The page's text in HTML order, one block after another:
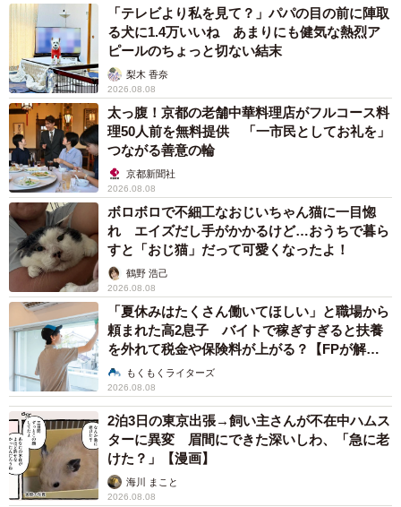
「テレビより私を見て？」パパの目の前に陣取
る犬に1.4万いいね あまりにも健気な熱烈ア
ピールのちょっと切ない結末
梨木 香奈
2026.08.08
太っ腹！京都の老舗中華料理店がフルコース料
理50人前を無料提供 「一市民としてお礼を」
つながる善意の輪
京都新聞社
2026.08.08
ボロボロで不細工なおじいちゃん猫に一目惚
れ エイズだし手がかかるけど…おうちで暮ら
すと「おじ猫」だって可愛くなったよ！
鶴野 浩己
2026.08.08
「夏休みはたくさん働いてほしい」と職場から
頼まれた高2息子 バイトで稼ぎすぎると扶養
を外れて税金や保険料が上がる？【FPが解
説】もくもくライターズ
2026.08.08
2泊3日の東京出張→飼い主さんが不在中ハムス
ターに異変 眉間にできた深いしわ、「急に老
けた？」【漫画】
海川 まこと
2026.08.08